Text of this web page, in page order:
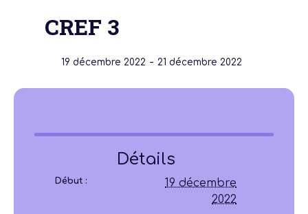
CREF 3
19 décembre 2022 - 21 décembre 2022
Détails
Début :
19 décembre
2022